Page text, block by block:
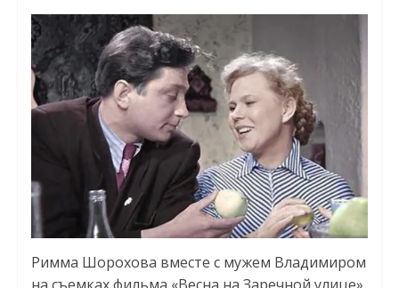
Римма Шорохова вместе с мужем Владимиром